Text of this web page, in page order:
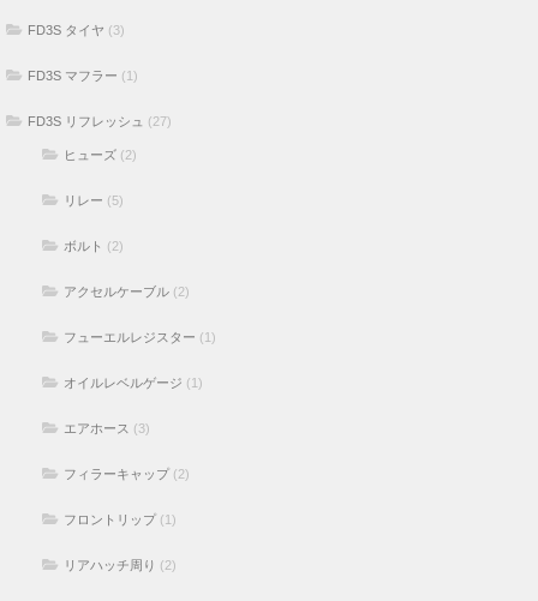
FD3S タイヤ (3)
FD3S マフラー (1)
FD3S リフレッシュ (27)
ヒューズ (2)
リレー (5)
ボルト (2)
アクセルケーブル (2)
フューエルレジスター (1)
オイルレベルゲージ (1)
エアホース (3)
フィラーキャップ (2)
フロントリップ (1)
リアハッチ周り (2)